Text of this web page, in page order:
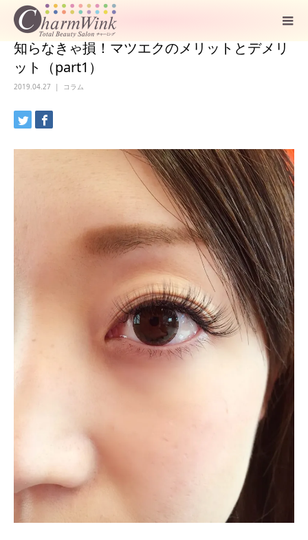
知らなきゃ損！マツエクのメリットとデメリ
ット（part1）
2019.04.27 コラム